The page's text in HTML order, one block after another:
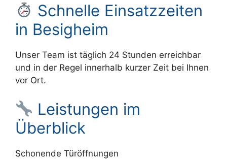
Schnelle Einsatzzeiten
in Besigheim
Unser Team ist täglich 24 Stunden erreichbar
und in der Regel innerhalb kurzer Zeit bei Ihnen
vor Ort.
Leistungen im
Überblick
Schonende Türöffnungen